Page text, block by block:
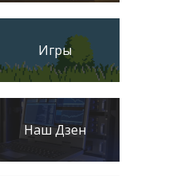
Игры
Наш Дзен